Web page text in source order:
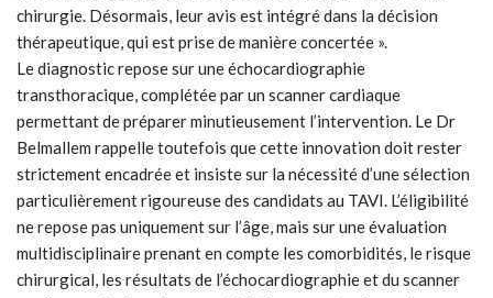
chirurgie. Désormais, leur avis est intégré dans la décision
thérapeutique, qui est prise de manière concertée ».
Le diagnostic repose sur une échocardiographie
transthoracique, complétée par un scanner cardiaque
permettant de préparer minutieusement l’intervention. Le Dr
Belmallem rappelle toutefois que cette innovation doit rester
strictement encadrée et insiste sur la nécessité d’une sélection
particulièrement rigoureuse des candidats au TAVI. L’éligibilité
ne repose pas uniquement sur l’âge, mais sur une évaluation
multidisciplinaire prenant en compte les comorbidités, le risque
chirurgical, les résultats de l’échocardiographie et du scanner